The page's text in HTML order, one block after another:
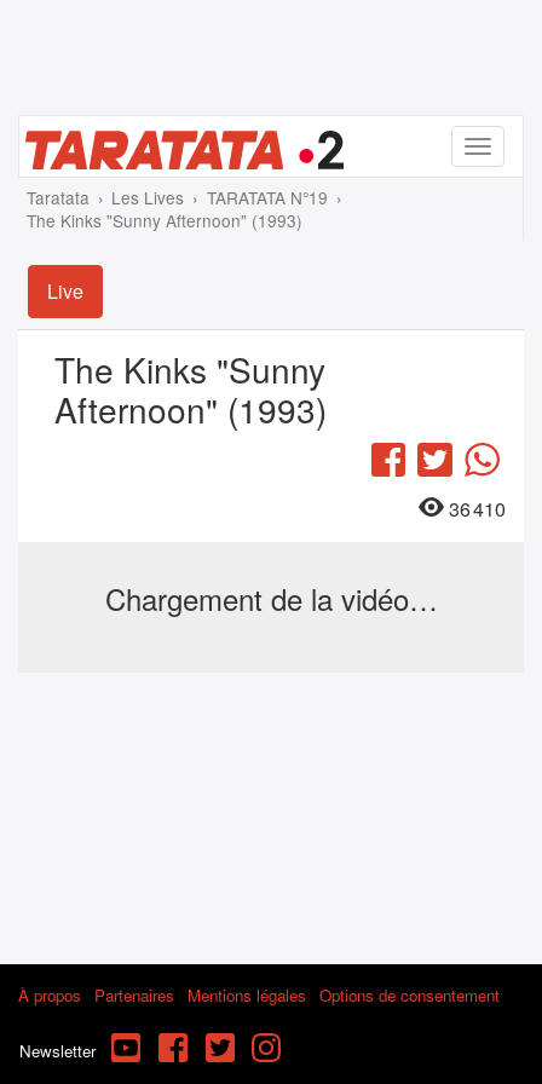
Menu
Taratata Les Lives
TARATATA N°19
The Kinks "Sunny Afternoon" (1993)
Live
The Kinks "Sunny
Afternoon" (1993)
Facebook
Twitter
36 410
Chargement de la vidéo…
À propos Partenaires Mentions légales Options de consentement
Newsletter YouTube FacebookTwitterInstagram